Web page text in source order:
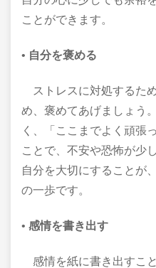
ことができます。
• 自分を褒める
ストレスに対処するた
め、褒めてあげましょう
く、「ここまでよく頑張
ことで、不安や恐怖が少
自分を大切にすることが
の一歩です。
• 感情を書き出す
感情を紙に書き出すこ